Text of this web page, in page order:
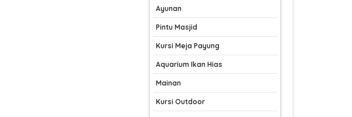
Ayunan
Pintu Masjid
Kursi Meja Payung
Aquarium Ikan Hias
Mainan
Kursi Outdoor